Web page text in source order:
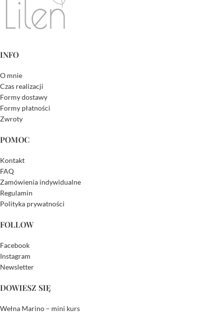
INFO
O mnie
Czas realizacji
Formy dostawy
Formy płatności
Zwroty
POMOC
Kontakt
FAQ
Zamówienia indywidualne
Regulamin
Polityka prywatności
FOLLOW
Facebook
Instagram
Newsletter
DOWIESZ SIĘ
Wełna Marino – mini kurs